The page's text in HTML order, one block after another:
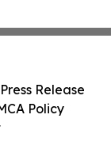
Release
Policy